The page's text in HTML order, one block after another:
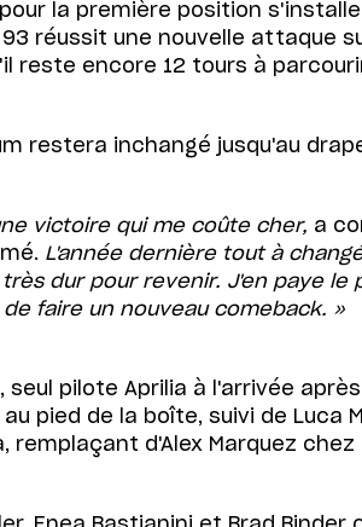
la première position s'installe
réussit une nouvelle attaque
reste encore 12 tours à
restera inchangé jusqu'au
victoire qui me coûte cher, a
L'année dernière tout à
dur pour revenir. J'en paye le
faire un nouveau comeback. »
seul pilote Aprilia à l'arrivée
pied de la boîte, suivi de Luca
remplaçant d'Alex Marquez chez